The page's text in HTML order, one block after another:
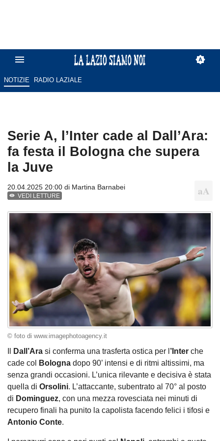
NOTIZIE RADIO LAZIALE
Serie A, l’Inter cade al Dall’Ara:
fa festa il Bologna che supera
la Juve
20.04.2025 20:00 di Martina Barnabei
VEDI LETTURE
© foto di www.imagephotoagency.it
Dall’Ara si conferma una trasferta ostica per l ’Inter che
cade col
Bologna dopo 90’ intensi e di ritmi altissimi, ma
senza grandi occasioni. L’unica rilevante e decisiva è stata
quella di Orsolini. L’attaccante, subentrato al 70° al posto
di Dominguez, con una mezza rovesciata nei minuti di
recupero finali ha punito la capolista facendo felici i tifosi e
Antonio Conte.